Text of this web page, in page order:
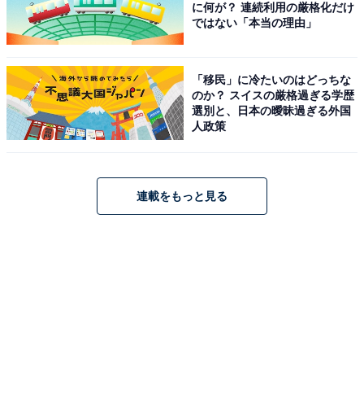
に何が？ 連続利用の厳格化だけ
ではない「本当の理由」
「移民」に冷たいのはどっちな
のか？ スイスの厳格過ぎる学歴
選別と、日本の曖昧過ぎる外国
人政策
連載をもっと見る